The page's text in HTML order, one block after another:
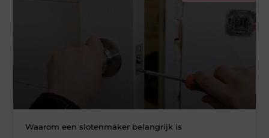
Waarom een slotenmaker belangrijk is